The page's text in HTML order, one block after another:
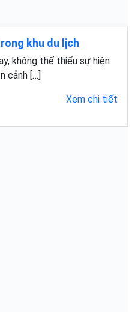
khu du lịch
không thể thiếu sự hiện
cảnh […]
Xem chi tiết